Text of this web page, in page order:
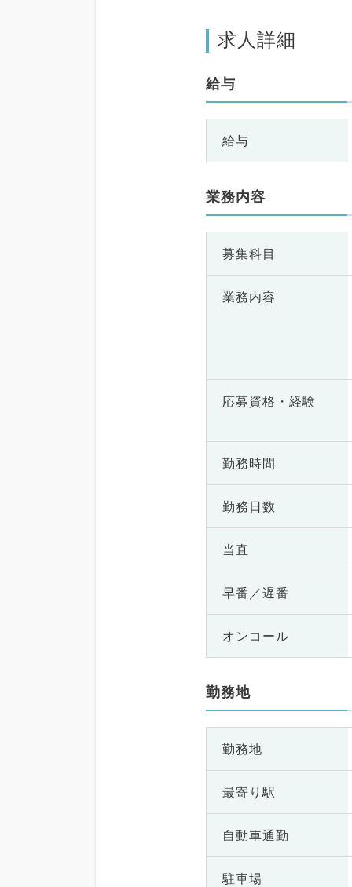
求人詳細
給与
給与
業務内容
募集科目
業務内容
応募資格・ 経験
勤務時間
勤務日数
当直
早番／遅番
オンコール
勤務地
勤務地
最寄り駅
自動車通勤
駐車場